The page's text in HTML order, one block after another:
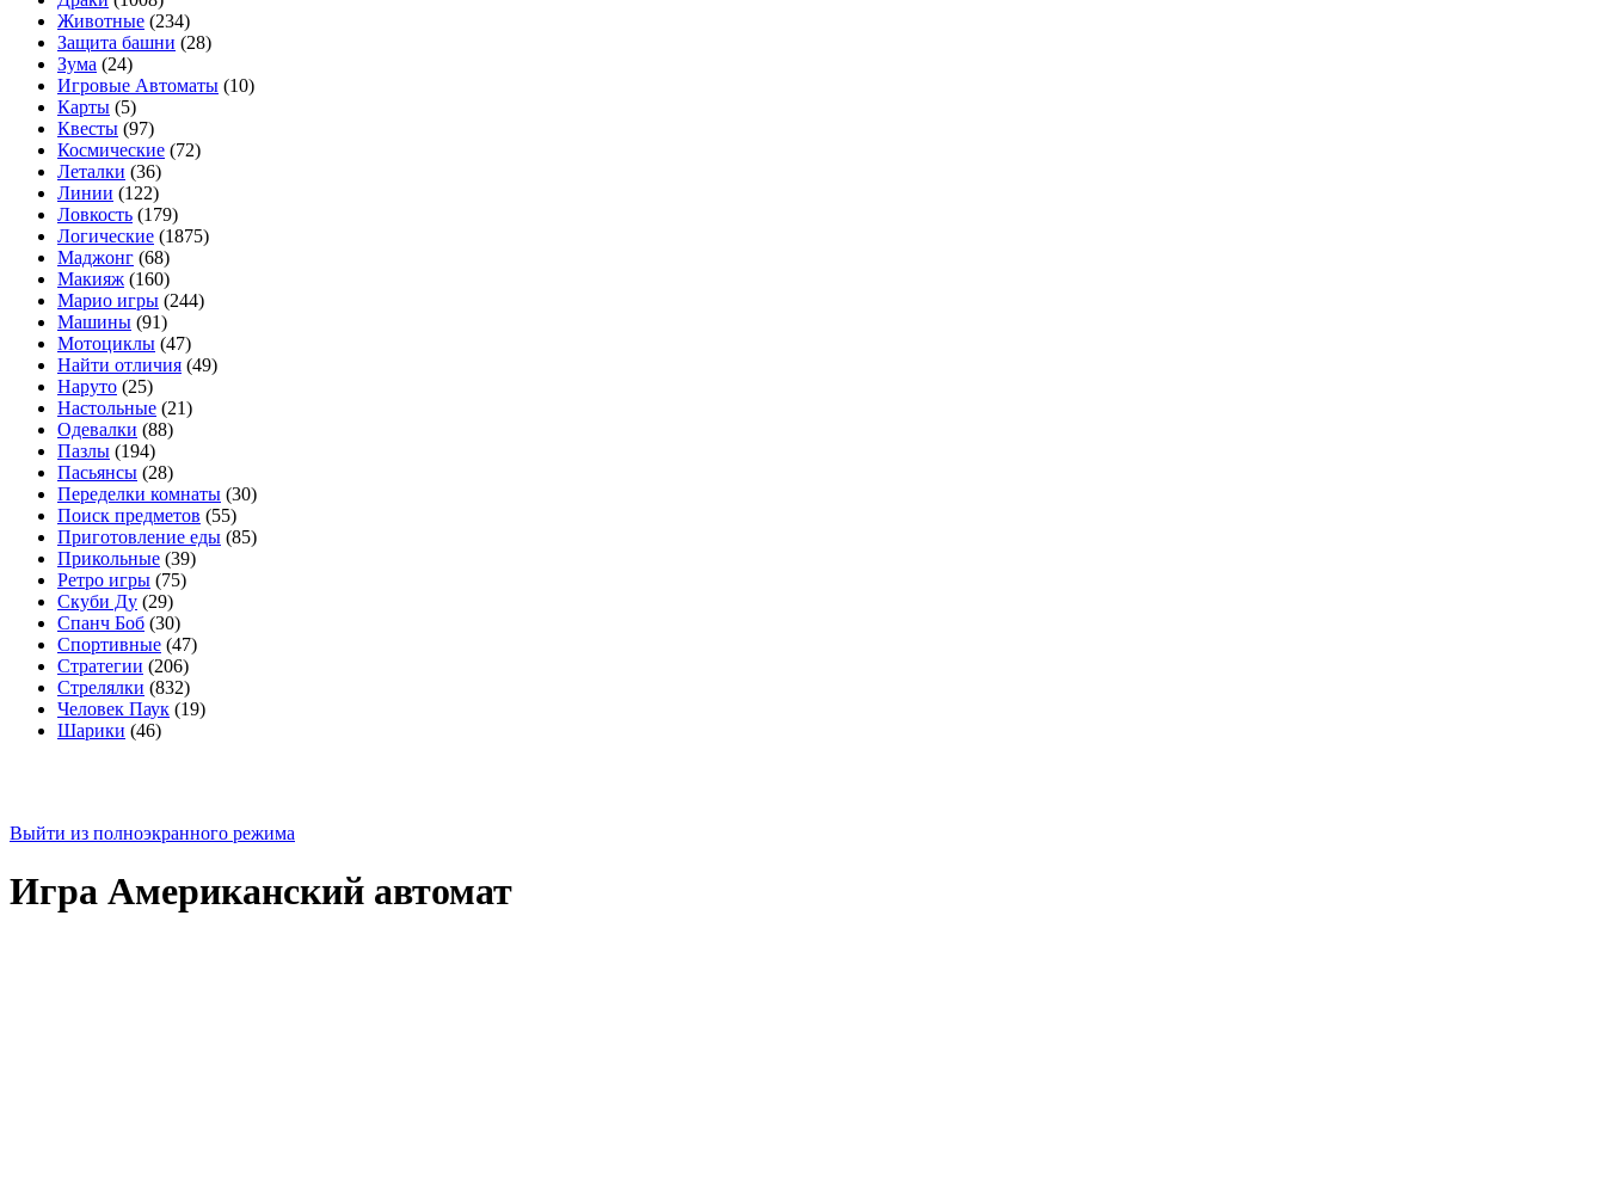
Животные (234)
Защита башни (28)
Зума (24)
Игровые Автоматы (10)
Карты (5)
Квесты (97)
Космические (72)
Леталки (36)
Линии (122)
Ловкость (179)
Логические (1875)
Маджонг (68)
Макияж (160)
Марио игры (244)
Машины (91)
Мотоциклы (47)
Найти отличия (49)
Наруто (25)
Настольные (21)
Одевалки (88)
Пазлы (194)
Пасьянсы (28)
Переделки комнаты (30)
Поиск предметов (55)
Приготовление еды (85)
Прикольные (39)
Ретро игры (75)
Скуби Ду (29)
Спанч Боб (30)
Спортивные (47)
Стратегии (206)
Стрелялки (832)
Человек Паук (19)
Шарики (46)
Выйти из полноэкранного режима
Игра Американский автомат